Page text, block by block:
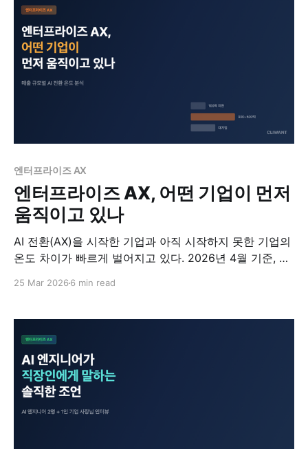
엔터프라이즈 AX
엔터프라이즈 AX, 어떤 기업이 먼저
움직이고 있나
AI 전환(AX)을 시작한 기업과 아직 시작하지 못한 기업의
온도 차이가 빠르게 벌어지고 있다. 2026년 4월 기준, 클
업 의외로
25 Mar 2026 6 min read